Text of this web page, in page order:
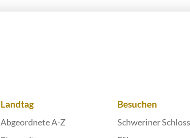
Landtag
Abgeordnete A-Z
Besuchen
Schweriner Schloss